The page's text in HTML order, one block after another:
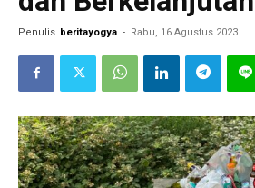
Penulis beritayogya - Rabu, 16 Agustus 2023